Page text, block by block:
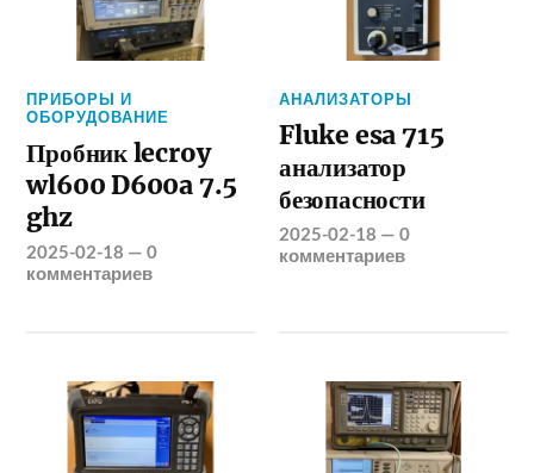
ПРИБОРЫ И
ОБОРУДОВАНИЕ
Пробник lecroy
wl600 D600a 7.5
ghz
2025-02-18 —0
комментариев
АНАЛИЗАТОРЫ
Fluke esa 715
анализатор
безопасности
2025-02-18 —0
комментариев